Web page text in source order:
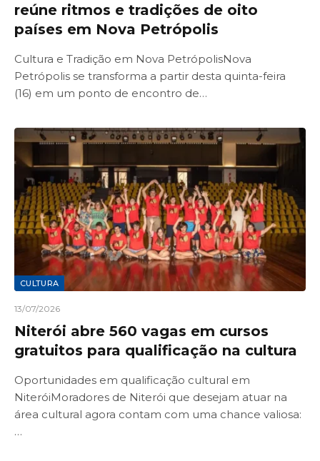
reúne ritmos e tradições de oito
países em Nova Petrópolis
Cultura e Tradição em Nova PetrópolisNova
Petrópolis se transforma a partir desta quinta-feira
(16) em um ponto de encontro de…
CULTURA
13/07/2026
Niterói abre 560 vagas em cursos
gratuitos para qualificação na cultura
Oportunidades em qualificação cultural em
NiteróiMoradores de Niterói que desejam atuar na
área cultural agora contam com uma chance valiosa:
…